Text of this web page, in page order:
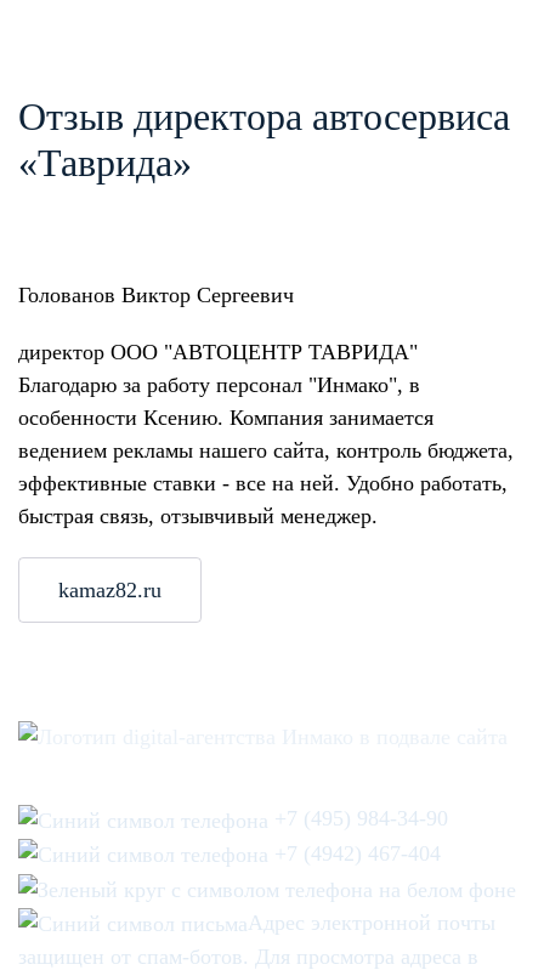
Отзыв директора автосервиса
«Таврида»
Голованов Виктор Сергеевич
директор ООО "АВТОЦЕНТР ТАВРИДА"
Благодарю за работу персонал "Инмако", в
особенности Ксению. Компания занимается
ведением рекламы нашего сайта, контроль бюджета,
эффективные ставки - все на ней. Удобно работать,
быстрая связь, отзывчивый менеджер.
kamaz82.ru
+7 (495) 984-34-90
+7 (4942) 467-404
Адрес электронной почты
защищен от спам-ботов. Для просмотра адреса в